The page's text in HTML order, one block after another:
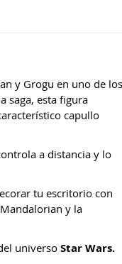
y Grogu en uno de los
saga, esta figura
capullo
a distancia y lo
tu escritorio con
y la
universo Star Wars.